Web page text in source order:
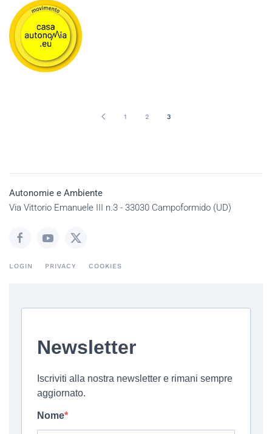
1 2 3
Autonomie e Ambiente
Via Vittorio Emanuele III n.3 - 33030 Campoformido (UD)
LOGIN PRIVACY COOKIES